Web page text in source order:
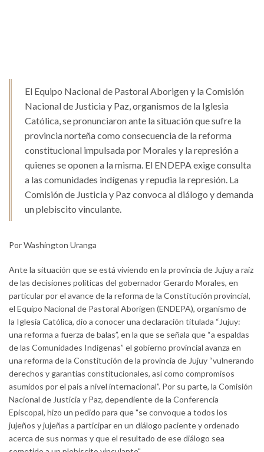
El Equipo Nacional de Pastoral Aborigen y la Comisión
Nacional de Justicia y Paz, organismos de la Iglesia
Católica, se pronunciaron ante la situación que sufre la
provincia norteña como consecuencia de la reforma
constitucional impulsada por Morales y la represión a
quienes se oponen a la misma. El ENDEPA exige consulta
a las comunidades indígenas y repudia la represión. La
Comisión de Justicia y Paz convoca al diálogo y demanda
un plebiscito vinculante.
Por Washington Uranga
Ante la situación que se está viviendo en la provincia de Jujuy a raíz
de las decisiones políticas del gobernador Gerardo Morales, en
particular por el avance de la reforma de la Constitución provincial,
el Equipo Nacional de Pastoral Aborigen (ENDEPA), organismo de
la Iglesia Católica, dio a conocer una declaración titulada “Jujuy:
una reforma a fuerza de balas”, en la que se señala que “a espaldas
de las Comunidades Indígenas” el gobierno provincial avanza en
una reforma de la Constitución de la provincia de Jujuy “vulnerando
derechos y garantías constitucionales, así como compromisos
asumidos por el país a nivel internacional”. Por su parte, la Comisión
Nacional de Justicia y Paz, dependiente de la Conferencia
Episcopal, hizo un pedido para que "se convoque a todos los
jujeños y jujeñas a participar en un diálogo paciente y ordenado
acerca de sus normas y que el resultado de ese diálogo sea